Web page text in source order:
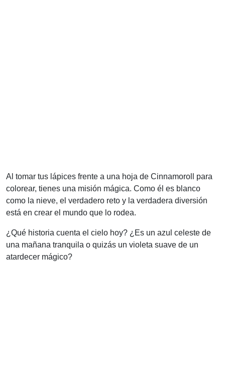
Al tomar tus lápices frente a una hoja de Cinnamoroll para
colorear, tienes una misión mágica. Como él es blanco
como la nieve, el verdadero reto y la verdadera diversión
está en crear el mundo que lo rodea.
¿Qué historia cuenta el cielo hoy? ¿Es un azul celeste de
una mañana tranquila o quizás un violeta suave de un
atardecer mágico?